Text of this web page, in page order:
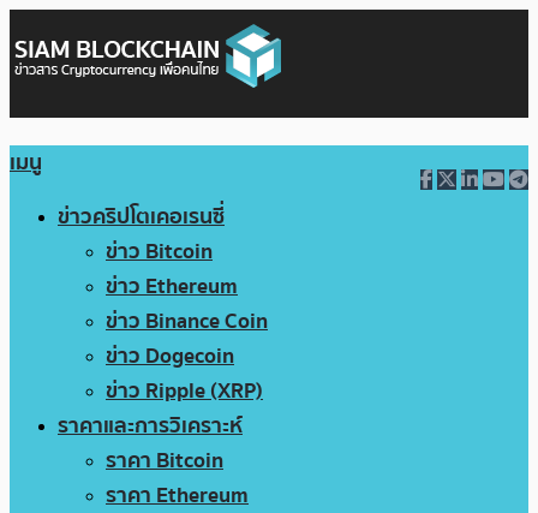
เมนู
ข่าวคริปโตเคอเรนซี่
ข่าว Bitcoin
ข่าว Ethereum
ข่าว Binance Coin
ข่าว Dogecoin
ข่าว Ripple (XRP)
ราคาและการวิเคราะห์
ราคา Bitcoin
ราคา Ethereum